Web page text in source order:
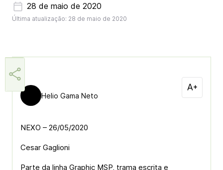
28 de maio de 2020
Última atualização: 28 de maio de 2020
Helio Gama Neto
NEXO – 26/05/2020
Cesar Gaglioni
Parte da linha Graphic MSP, trama escrita e